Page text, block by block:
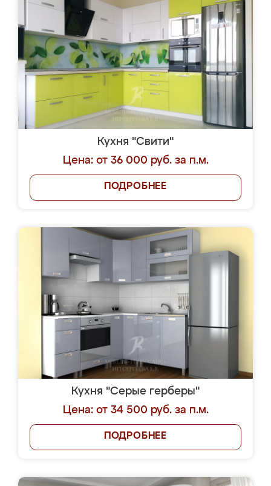
Кухня "Свити"
Цена: от 36 000 руб. за п.м.
ПОДРОБНЕЕ
Кухня "Серые герберы"
Цена: от 34 500 руб. за п.м.
ПОДРОБНЕЕ